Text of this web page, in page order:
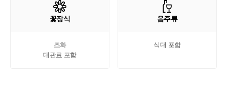
꽃장식
조화
대관료 포함
음주류
식대 포함